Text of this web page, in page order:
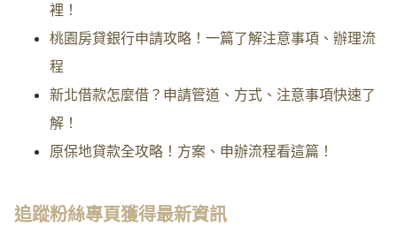
裡！
桃園房貸銀行申請攻略！一篇了解注意事項、辦理流
程
新北借款怎麼借？申請管道、方式、注意事項快速了
解！
原保地貸款全攻略！方案、申辦流程看這篇！
追蹤粉絲專頁獲得最新資訊